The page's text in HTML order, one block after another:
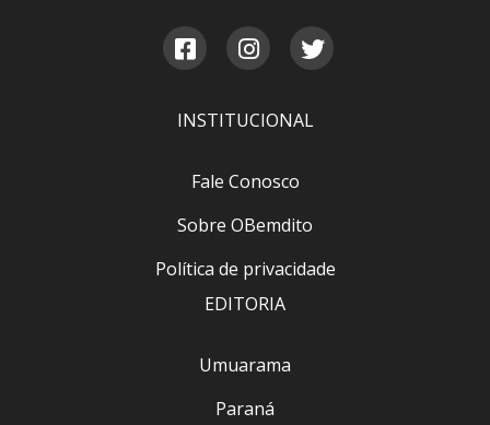
INSTITUCIONAL
Fale Conosco
Sobre OBemdito
Política de privacidade
EDITORIA
Umuarama
Paraná